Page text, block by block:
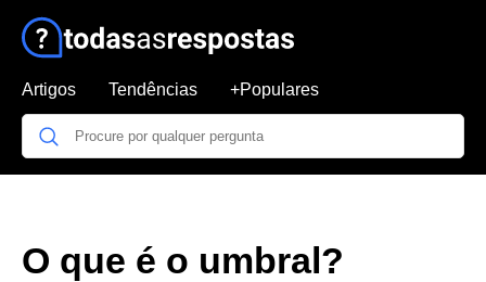
Artigos Tendências +Populares
O que é o umbral?